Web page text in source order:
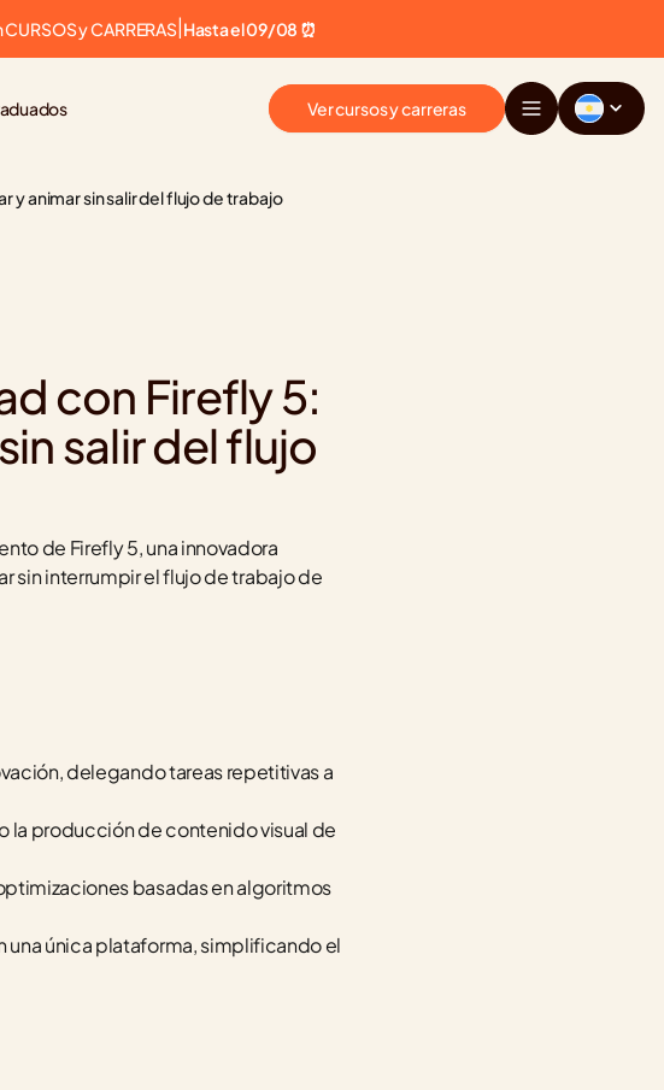
CURSOS y CARRERAS| Hasta el 09/08 ⏰
Ver cursos y carreras
y animar sin salir del flujo de trabajo
con Firefly 5:
salir del flujo
de Firefly 5, una innovadora
sin interrumpir el flujo de trabajo de
delegando tareas repetitivas a
la producción de contenido visual de
basadas en algoritmos
una única plataforma, simplificando el